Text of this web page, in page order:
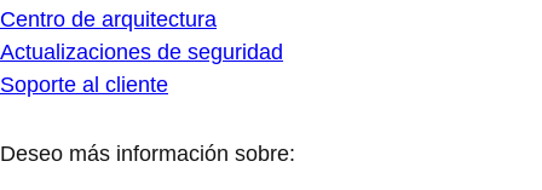
Centro de arquitectura
Actualizaciones de seguridad
Soporte al cliente
Deseo más información sobre: